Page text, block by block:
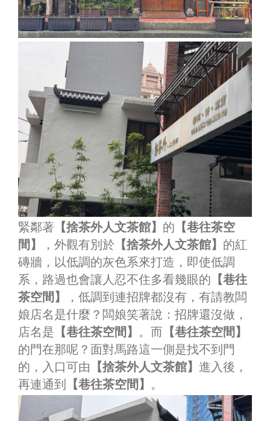
緊鄰著 【捨茶外人文茶館】 的 【巷往茶空
間】
，外觀有別於 【捨茶外人文茶館】 的紅
磚牆，以低調的灰色系來打造，即使低調
系，路過也會讓人忍不住多看幾眼的 【巷往
茶空間】
，低調到連招牌都沒有，有請教闆
娘店名是什麼？闆娘笑著說：招牌還沒做，
店名是 【巷往茶空間】 。而 【巷往茶空間】
的門在那呢？面對馬路這一側是找不到門
的，入口可由 【捨茶外人文茶館】 進入後，
再連通到
【巷往茶空間】 。